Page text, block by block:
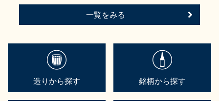
一覧をみる
造りから探す 銘柄から探す